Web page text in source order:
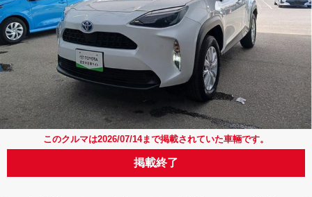
このクルマは2026/07/14まで掲載されていた車輛です。
掲載終了